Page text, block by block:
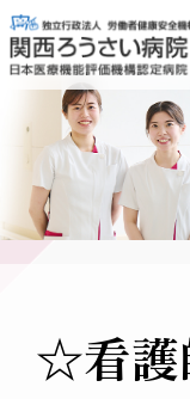
Skip
to
content
☆看護